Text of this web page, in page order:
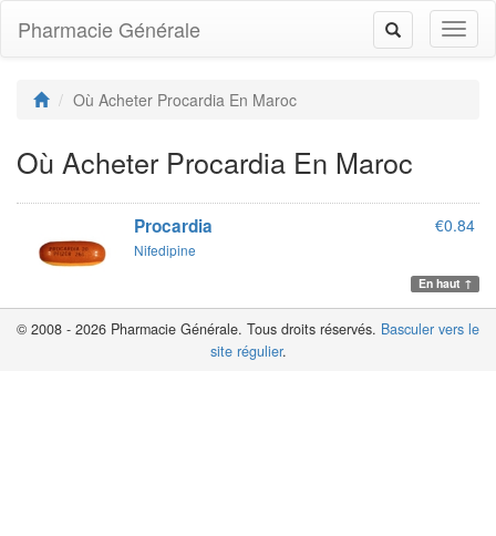
Toggle
navigation
Pharmacie Générale
Où Acheter Procardia En Maroc
Où Acheter Procardia En Maroc
Procardia
Nifedipine
€0.84
En haut ↑
© 2008 - 2026 Pharmacie Générale. Tous droits réservés. Basculer vers le
site régulier.